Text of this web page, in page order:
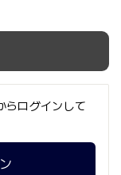
らログインして